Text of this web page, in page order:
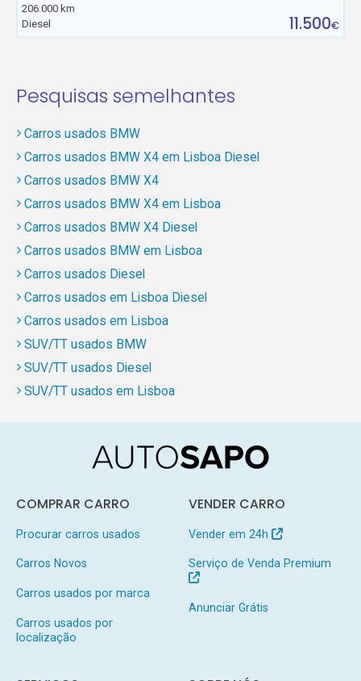
206.000 km
Diesel
11.500€
Pesquisas semelhantes
Carros usados BMW
Carros usados BMW X4 em Lisboa Diesel
Carros usados BMW X4
Carros usados BMW X4 em Lisboa
Carros usados BMW X4 Diesel
Carros usados BMW em Lisboa
Carros usados Diesel
Carros usados em Lisboa Diesel
Carros usados em Lisboa
SUV/TT usados BMW
SUV/TT usados Diesel
SUV/TT usados em Lisboa
COMPRAR CARRO
Procurar carros usados
Carros Novos
Carros usados por marca
Carros usados por
localização
VENDER CARRO
Vender em 24h
Serviço de Venda Premium
Anunciar Grátis